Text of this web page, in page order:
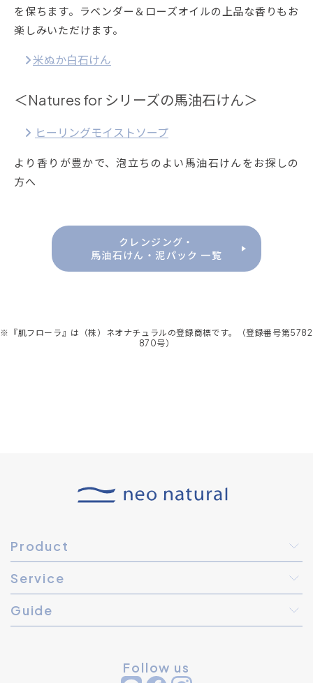
を保ちます。ラベンダー＆ローズオイルの上品な香りもお
楽しみいただけます。
米ぬか白石けん
＜Natures for シリーズの馬油石けん＞
ヒーリングモイストソープ
より香りが豊かで、泡立ちのよい馬油石けんをお探しの
方へ
クレンジング・
馬油石けん・泥パック 一覧
※『肌フローラ』は（株）ネオナチュラルの登録商標です。（登録番号第5782
870号）
Product
Service
Guide
Follow us